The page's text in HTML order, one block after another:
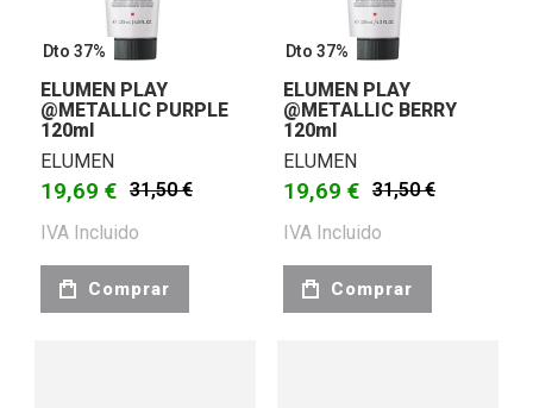
Dto 37%
ELUMEN PLAY
@METALLIC PURPLE
120ml
ELUMEN
19,69 € 31,50 €
IVA Incluido
Comprar
Dto 37%
ELUMEN PLAY
@METALLIC BERRY
120ml
ELUMEN
19,69 € 31,50 €
IVA Incluido
Comprar